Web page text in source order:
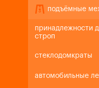
подъёмные
принадлежности
строп
стеклодомкраты
автомобильные